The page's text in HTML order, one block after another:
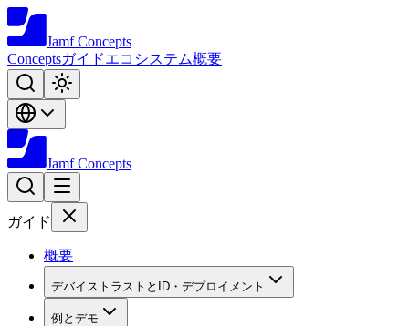
Jamf Concepts
Conceptsガイドエコシステム概要
Jamf Concepts
ガイド
概要
デバイストラストとID・デプロイメント
例とデモ